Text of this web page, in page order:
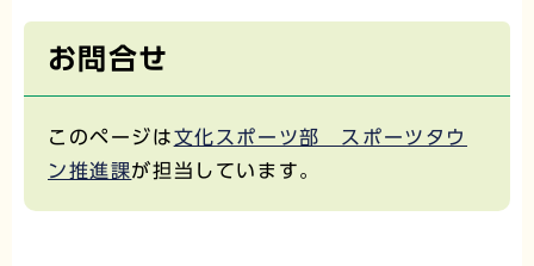
お問合せ
このページは文化スポーツ部 スポーツタウ
ン推進課が担当しています。